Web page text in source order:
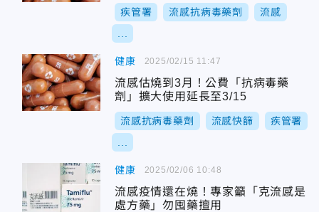
疾管署 流感抗病毒藥劑 流感
健康
流感估燒到3月！公費「抗病毒藥
劑」擴大使用延長至3/15
流感抗病毒藥劑 流感快篩 疾管署
2025/02/15 11:47
健康
流感疫情還在燒！專家籲「克流感是
處方藥」勿囤藥擅用
2025/02/06 10:48